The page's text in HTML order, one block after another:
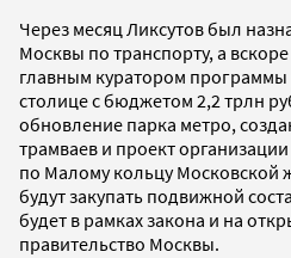
Через месяц Ликсутов был
Москвы по транспорту, а
главным куратором программы
столице с бюджетом 2,2 трлн
обновление парка метро,
трамваев и проект
по Малому кольцу Московской
будут закупать подвижной
будет в рамках закона и на
правительство Москвы.